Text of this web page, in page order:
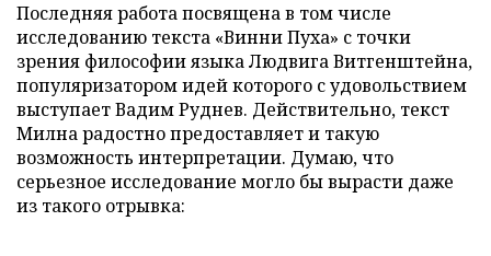
Последняя работа посвящена в том числе
исследованию текста «Винни Пуха» с точки
зрения философии языка Людвига Витгенштейна,
популяризатором идей которого с удовольствием
выступает Вадим Руднев. Действительно, текст
Милна радостно предоставляет и такую
возможность интерпретации. Думаю, что
серьезное исследование могло бы вырасти даже
из такого отрывка: